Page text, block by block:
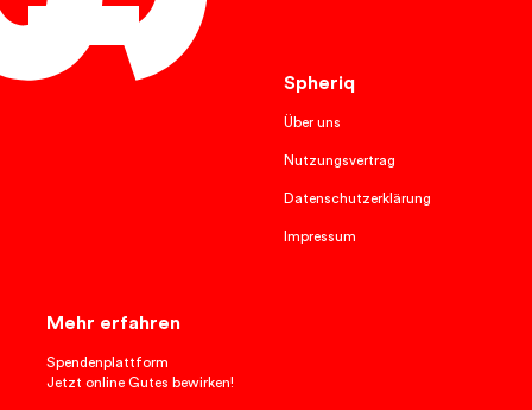
Spheriq
Über uns
Nutzungsvertrag
Datenschutzerklärung
Impressum
Mehr erfahren
Spendenplattform
Jetzt online Gutes bewirken!